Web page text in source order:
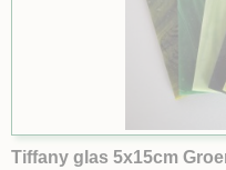
Tiffany glas 5x15cm